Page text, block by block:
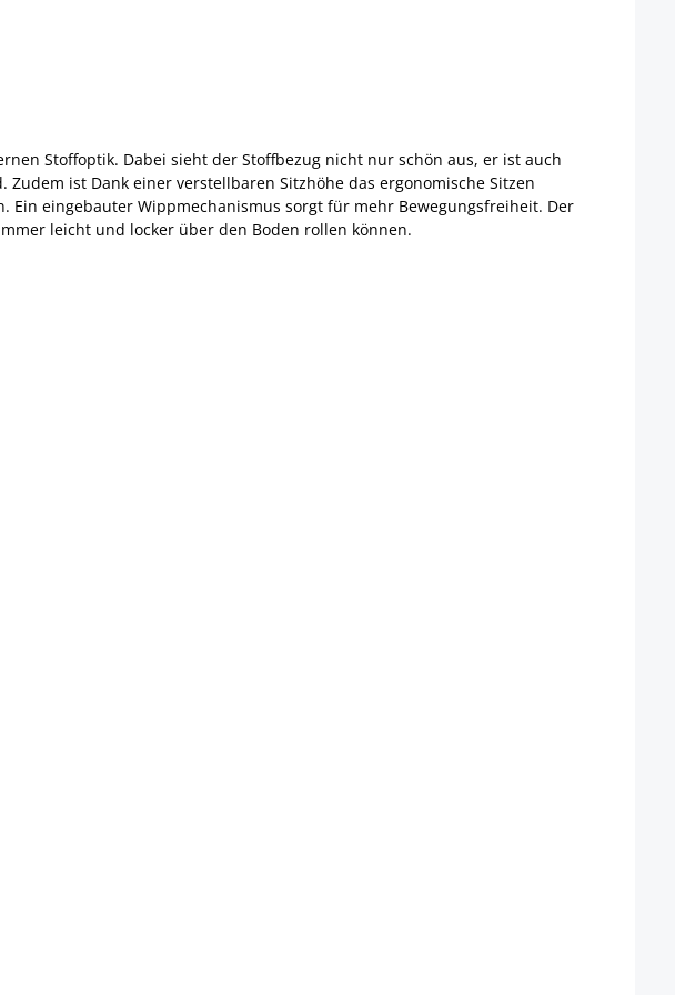
Stoffoptik. Dabei sieht der Stoffbezug nicht nur schön aus, er ist auch
ist Dank einer verstellbaren Sitzhöhe das ergonomische Sitzen
eingebauter Wippmechanismus sorgt für mehr Bewegungsfreiheit. Der
leicht und locker über den Boden rollen können.